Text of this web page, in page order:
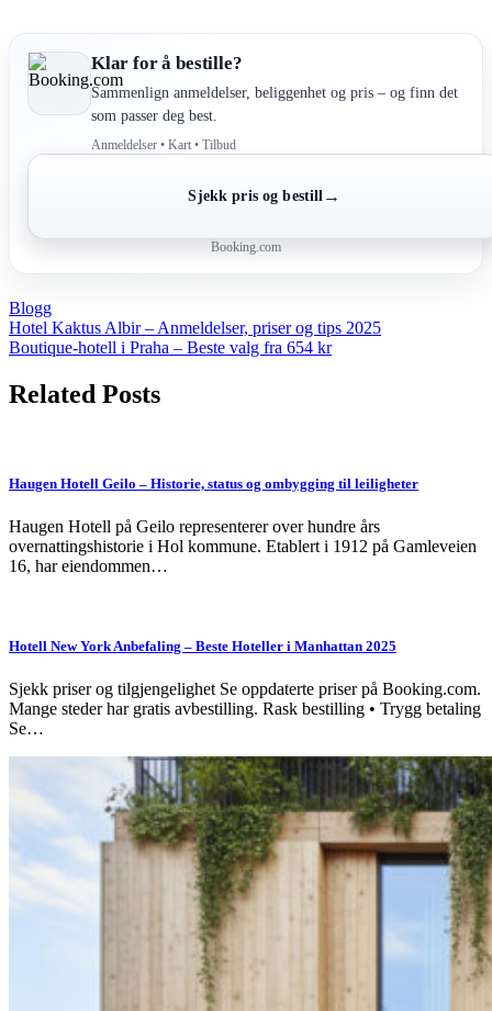
Klar for å bestille?
Sammenlign anmeldelser, beliggenhet og pris – og finn det
som passer deg best.
Anmeldelser • Kart • Tilbud
Sjekk pris og bestill →
Booking.com
Blogg
Post
navigation
Hotel Kaktus Albir – Anmeldelser, priser og tips 2025
Boutique-hotell i Praha – Beste valg fra 654 kr
Related Posts
Haugen Hotell Geilo – Historie, status og ombygging til leiligheter
Haugen Hotell på Geilo representerer over hundre års
overnattingshistorie i Hol kommune. Etablert i 1912 på Gamleveien
16, har eiendommen…
Hotell New York Anbefaling – Beste Hoteller i Manhattan 2025
Sjekk priser og tilgjengelighet Se oppdaterte priser på Booking.com.
Mange steder har gratis avbestilling. Rask bestilling • Trygg betaling
Se…